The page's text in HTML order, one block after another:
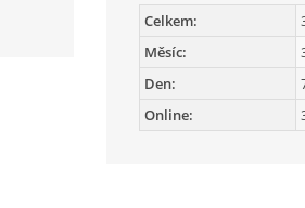
Online:
Celkem:
Měsíc:
Den: